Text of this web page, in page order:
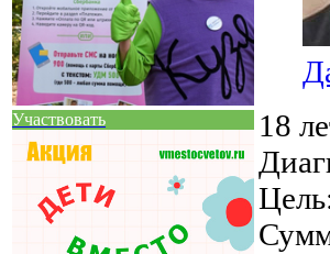
Участвовать
18